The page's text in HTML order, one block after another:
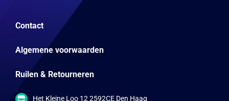
Contact
Algemene voorwaarden
Ruilen & Retourneren
Het Kleine Loo 12 2592CE Den Haag